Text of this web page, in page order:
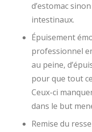
d’estomac
intestinaux.
Épuisement
professionnel
au peine,
pour que tout
Ceux-ci
dans le but
Remise du